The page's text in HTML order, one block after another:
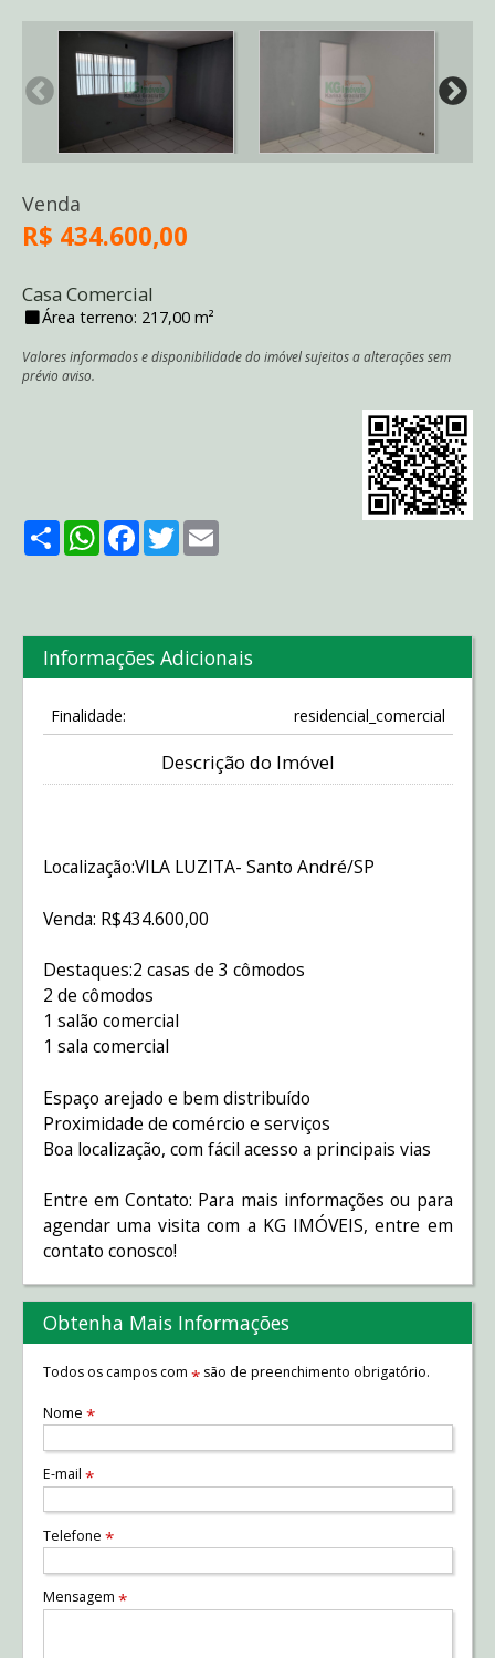
Venda
R$ 434.600,00
Casa Comercial
Área terreno: 217,00 m²
Valores informados e disponibilidade do imóvel sujeitos a alterações sem
prévio aviso.
ShareWhatsApp
Facebook
Twitter
Informações Adicionais
Finalidade: residencial_comercial
Descrição do Imóvel
Localização:VILA LUZITA- Santo André/SP
Venda: R$434.600,00
Destaques:2 casas de 3 cômodos
2 de cômodos
1 salão comercial
1 sala comercial
Espaço arejado e bem distribuído
Proximidade de comércio e serviços
Boa localização, com fácil acesso a principais vias
Entre em Contato: Para mais informações ou para
agendar uma visita com a KG IMÓVEIS, entre em
contato conosco!
Obtenha Mais Informações
Todos os campos com *são de preenchimento obrigatório.
Nome *
E-mail *
Telefone *
Mensagem *